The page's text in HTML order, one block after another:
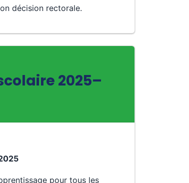
décision rectorale.
2025–
pour tous les